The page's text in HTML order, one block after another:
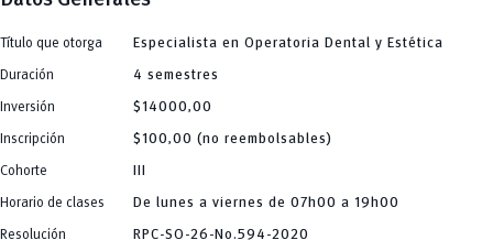
Equipo
Arquitectura
Artes y Humanidades
Educación, Artes y Humanidades
INgenieriaIndustria y Construcción
Ingenierías, Tecnologías, Arquitectura, y Agropecuarias
C. Sociales, Periodismo, Información y Derecho; Administración y Servicios
Educación, Artes y Humanidades
Industria y Construcción
Ingeniería
Ingeniería Industria y Construcción
add
Arquitectura
C. Sociales, Periodismo, Información y Derecho; Administración y Servicios
Educación
Industria y Construcción
Noticias
south_east
Título que otorga Especialista en Operatoria Dental y Estética
Duración 4 semestres
Inversión $14000,00
Inscripción $100,00 (no reembolsables)
Cohorte
Horario de clases De lunes a viernes de 07h00 a 19h00
Resolución RPC-SO-26-No.594-2020